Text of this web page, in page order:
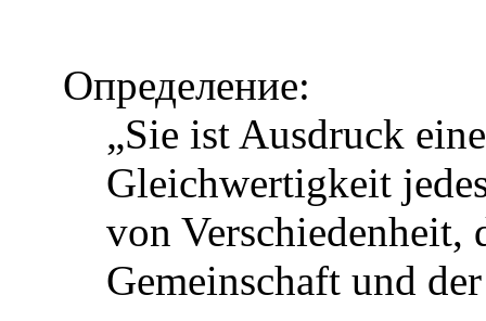
Определение:
„Sie ist Ausdruck
Gleichwertigkeit
von Verschiedenheit,
Gemeinschaft und